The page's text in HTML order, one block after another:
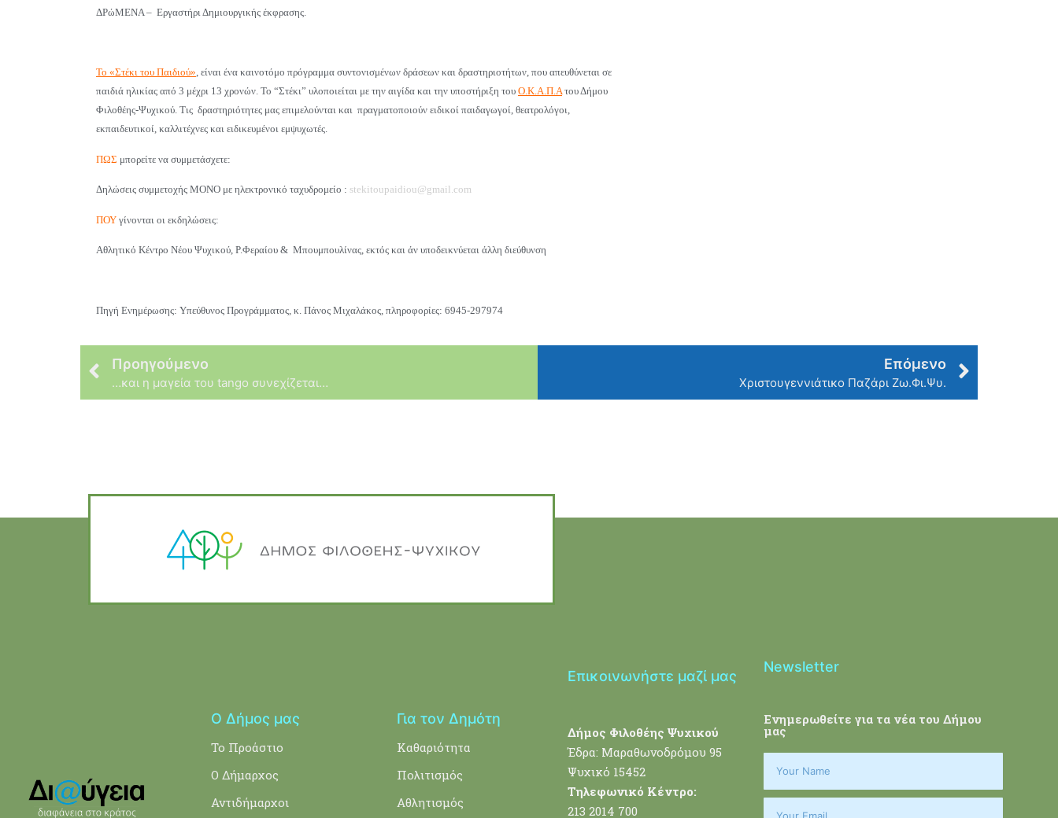
ΔΡώΜΕΝΑ – Εργαστήρι Δημιουργικής έκφρασης.
Το «Στέκι του Παιδιού», είναι ένα καινοτόμο πρόγραμμα συντονισμένων δράσεων και δραστηριοτήτων, που απευθύνεται σε
παιδιά ηλικίας από 3 μέχρι 13 χρονών. Το “Στέκι” υλοποιείται με την αιγίδα και την υποστήριξη του Ο.Κ.Α.Π.Ατου Δήμου
Φιλοθέης-Ψυχικού. Τις δραστηριότητες μας επιμελούνται και πραγματοποιούν ειδικοί παιδαγωγοί, θεατρολόγοι,
εκπαιδευτικοί, καλλιτέχνες και ειδικευμένοι εμψυχωτές.
ΠΩΣ μπορείτε να συμμετάσχετε:
Δηλώσεις συμμετοχής ΜΟΝΟ με ηλεκτρονικό ταχυδρομείο : stekitoupaidiou@gmail.com
ΠΟΥ γίνονται οι εκδηλώσεις:
Αθλητικό Κέντρο Νέου Ψυχικού, Ρ.Φεραίου & Μπουμπουλίνας, εκτός και άν υποδεικνύεται άλλη διεύθυνση
Πηγή Ενημέρωσης: Υπεύθυνος Προγράμματος, κ. Πάνος Μιχαλάκος, πληροφορίες: 6945-297974
Προηγούμενο
…και η μαγεία του tango συνεχίζεται…
Επόμενο
Χριστουγεννιάτικο Παζάρι Ζω.Φι.Ψυ.
Ο Δήμος μας
Το Προάστιο
Ο Δήμαρχος
Αντιδήμαρχοι
Για τον Δημότη
Καθαριότητα
Πολιτισμός
Αθλητισμός
Επικοινωνήστε μαζί μας
Δήμος Φιλοθέης Ψυχικού
Έδρα: Μαραθωνοδρόμου 95
Ψυχικό 15452
Τηλεφωνικό Κέντρο:
213 2014 700
Newsletter
Ενημερωθείτε για τα νέα του Δήμου
μας